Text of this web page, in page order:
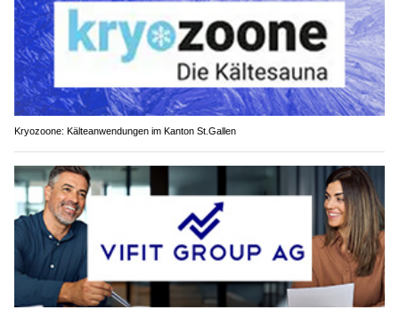
Kryozoone: Kälteanwendungen im Kanton St.Gallen